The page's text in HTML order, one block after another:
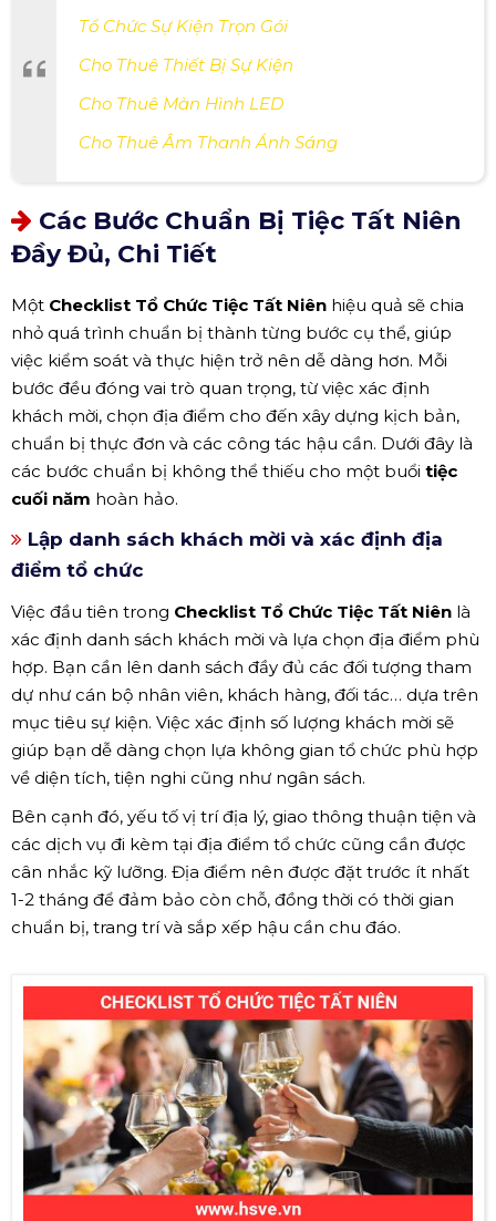
Tổ Chức Sự Kiện Trọn Gói
Cho Thuê Thiết Bị Sự Kiện
Cho Thuê Màn Hình LED
Cho Thuê Âm Thanh Ánh Sáng
Các Bước Chuẩn Bị Tiệc Tất Niên
Đầy Đủ, Chi Tiết
Một Checklist Tổ Chức Tiệc Tất Niên hiệu quả sẽ chia
nhỏ quá trình chuẩn bị thành từng bước cụ thể, giúp
việc kiểm soát và thực hiện trở nên dễ dàng hơn. Mỗi
bước đều đóng vai trò quan trọng, từ việc xác định
khách mời, chọn địa điểm cho đến xây dựng kịch bản,
chuẩn bị thực đơn và các công tác hậu cần. Dưới đây là
các bước chuẩn bị không thể thiếu cho một buổi tiệc
cuối năm hoàn hảo.
Lập danh sách khách mời và xác định địa
điểm tổ chức
Việc đầu tiên trong Checklist Tổ Chức Tiệc Tất Niên là
xác định danh sách khách mời và lựa chọn địa điểm phù
hợp. Bạn cần lên danh sách đầy đủ các đối tượng tham
dự như cán bộ nhân viên, khách hàng, đối tác… dựa trên
mục tiêu sự kiện. Việc xác định số lượng khách mời sẽ
giúp bạn dễ dàng chọn lựa không gian tổ chức phù hợp
về diện tích, tiện nghi cũng như ngân sách.
Bên cạnh đó, yếu tố vị trí địa lý, giao thông thuận tiện và
các dịch vụ đi kèm tại địa điểm tổ chức cũng cần được
cân nhắc kỹ lưỡng. Địa điểm nên được đặt trước ít nhất
1-2 tháng để đảm bảo còn chỗ, đồng thời có thời gian
chuẩn bị, trang trí và sắp xếp hậu cần chu đáo.